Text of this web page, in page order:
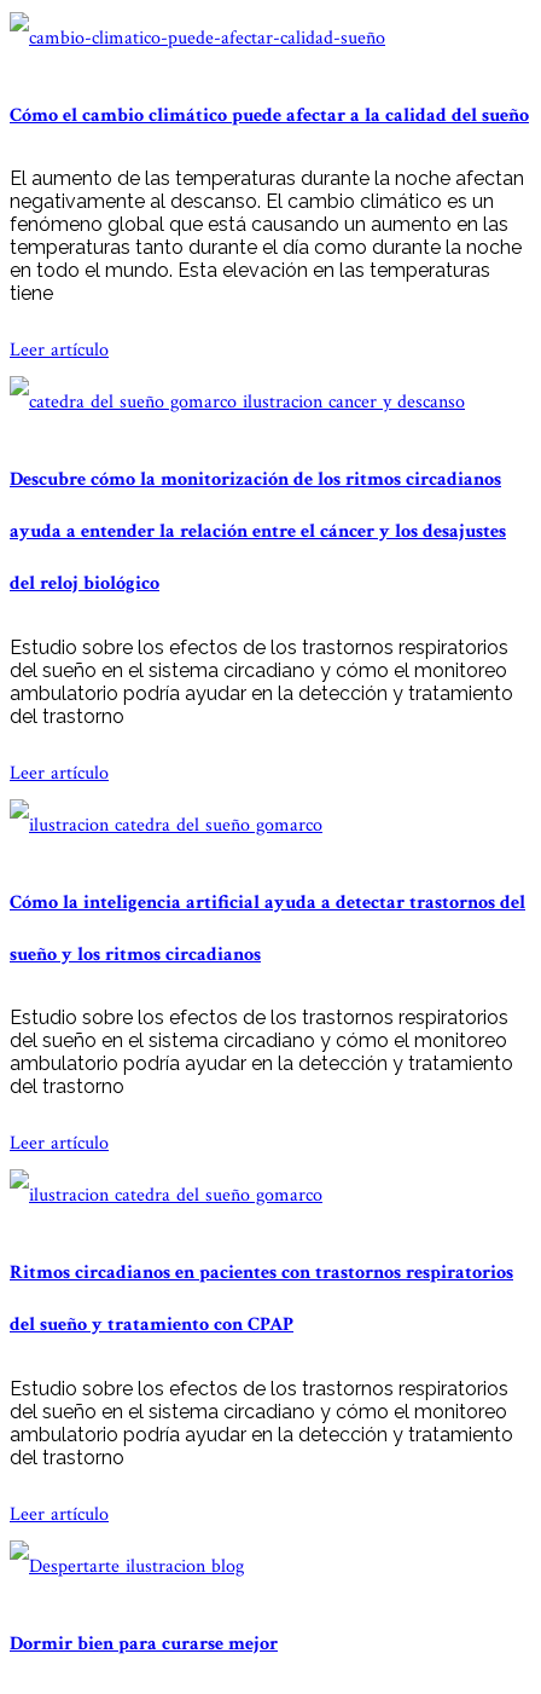
Cómo el cambio climático puede afectar a la calidad del sueño
El aumento de las temperaturas durante la noche afectan
negativamente al descanso. El cambio climático es un
fenómeno global que está causando un aumento en las
temperaturas tanto durante el día como durante la noche
en todo el mundo. Esta elevación en las temperaturas
tiene
Leer artículo
Descubre cómo la monitorización de los ritmos circadianos
ayuda a entender la relación entre el cáncer y los desajustes
del reloj biológico
Estudio sobre los efectos de los trastornos respiratorios
del sueño en el sistema circadiano y cómo el monitoreo
ambulatorio podría ayudar en la detección y tratamiento
del trastorno
Leer artículo
Cómo la inteligencia artificial ayuda a detectar trastornos del
sueño y los ritmos circadianos
Estudio sobre los efectos de los trastornos respiratorios
del sueño en el sistema circadiano y cómo el monitoreo
ambulatorio podría ayudar en la detección y tratamiento
del trastorno
Leer artículo
Ritmos circadianos en pacientes con trastornos respiratorios
del sueño y tratamiento con CPAP
Estudio sobre los efectos de los trastornos respiratorios
del sueño en el sistema circadiano y cómo el monitoreo
ambulatorio podría ayudar en la detección y tratamiento
del trastorno
Leer artículo
Dormir bien para curarse mejor